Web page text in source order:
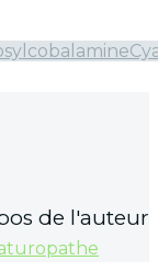
de l'auteur